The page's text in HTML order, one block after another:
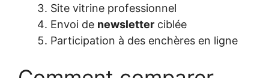
Site vitrine professionnel
Envoi de newsletter ciblée
Participation à des enchères en ligne